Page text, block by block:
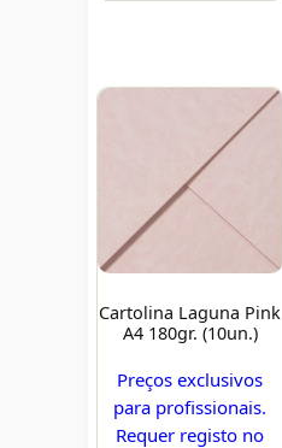
Cartolina Laguna Pink
A4 180gr. (10un.)
Preços exclusivos
para profissionais.
Requer registo no